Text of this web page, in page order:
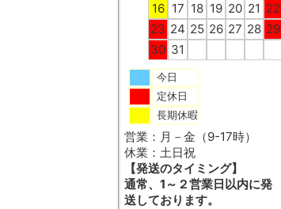
16 17 18 19 20 21 22
23 24 25 26 27 28 29
30 31
今日
定休日
長期休暇
営業：月－金（9-17時）
休業：土日祝
【発送のタイミング】
通常、1～２営業日以内に発
送しております。